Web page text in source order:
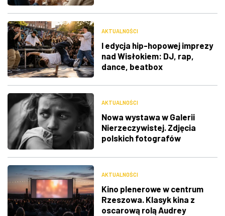
AKTUALNOŚCI
I edycja hip-hopowej imprezy
nad Wisłokiem: DJ, rap,
dance, beatbox
AKTUALNOŚCI
Nowa wystawa w Galerii
Nierzeczywistej. Zdjęcia
polskich fotografów
AKTUALNOŚCI
Kino plenerowe w centrum
Rzeszowa. Klasyk kina z
oscarową rolą Audrey